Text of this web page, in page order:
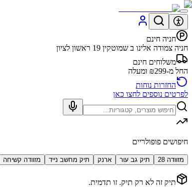
חניה חינם
חניה צמודה אלינו ב שמוטקין 19 ראשון לציון
משלוחים חינם
החל מ-₪299 ומעלה
החזרות נוחות
לפרטים נוספים לחצו כאן
חיפושים פופולריים
מזוודה 28 תיק גב עור ארנק תיק מחשב נייד מזוודה קשיחה
תיק זה לא רק תיק. זו תדמית.